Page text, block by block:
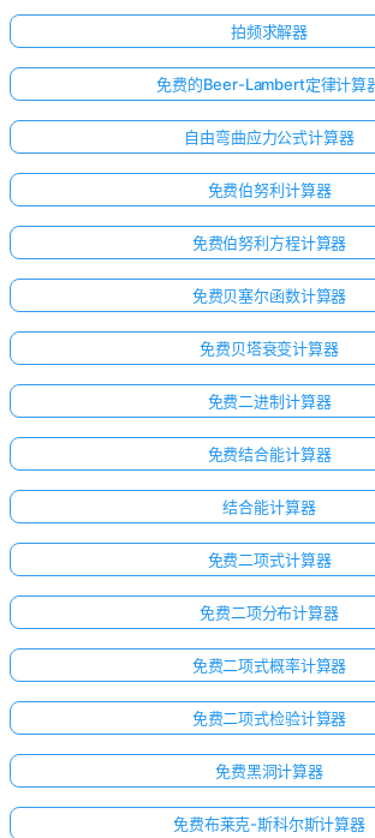
暂
拍频求解器
免费的Beer-Lambert定律计算
自由弯曲应力公式计算器
免费伯努利计算器
免费伯努利方程计算器
免费贝塞尔函数计算器
免费贝塔衰变计算器
免费二进制计算器
免费结合能计算器
结合能计算器
免费二项式计算器
免费二项分布计算器
免费二项式概率计算器
免费二项式检验计算器
免费黑洞计算器
免费布莱克-斯科尔斯计算器